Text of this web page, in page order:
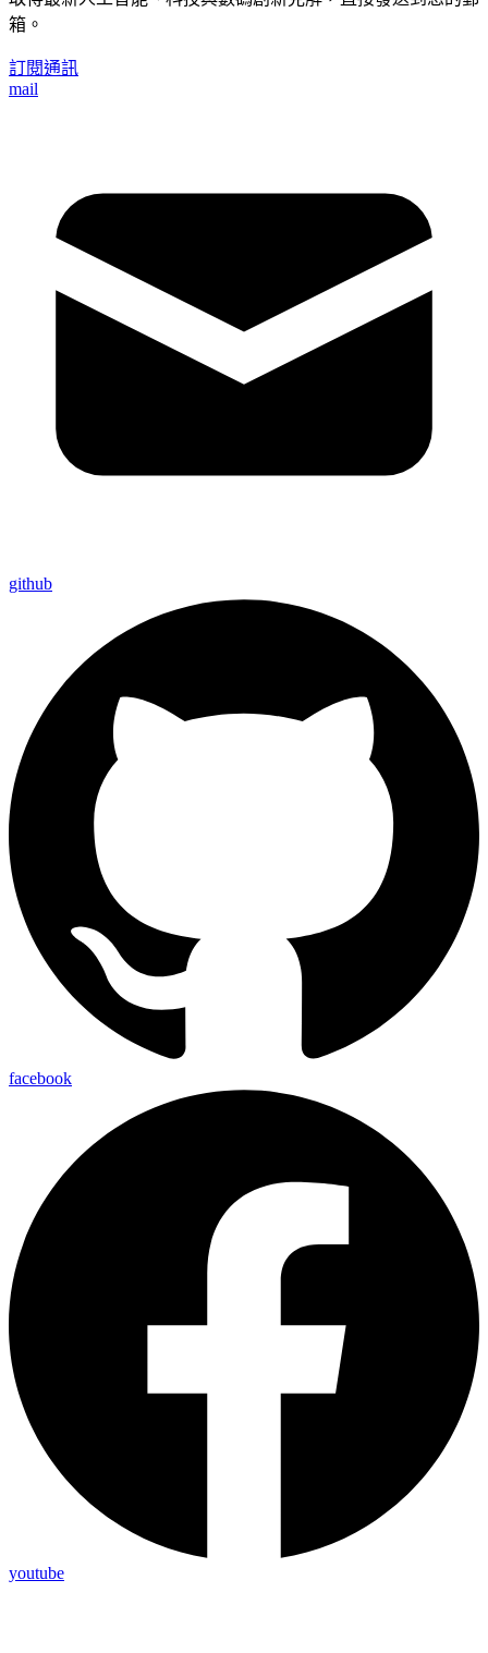
箱。
訂閱通訊
mail
github
facebook
youtube